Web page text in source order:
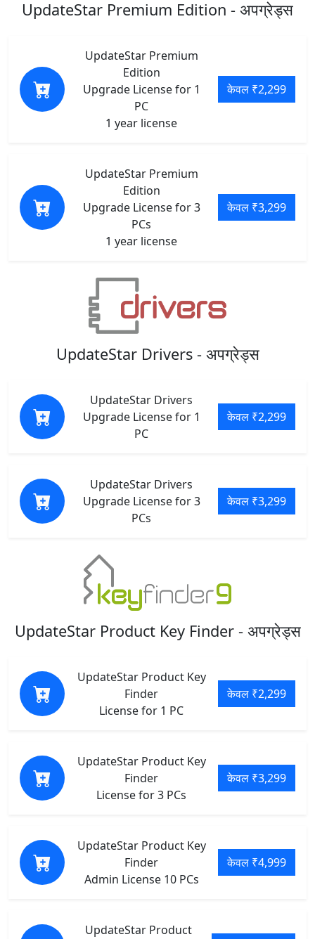
UpdateStar Premium Edition - अपग्रेड्स
UpdateStar Premium
Edition
Upgrade License for 1
PC
1 year license
केवल ₹2,299
UpdateStar Premium
Edition
Upgrade License for 3
PCs
1 year license
केवल ₹3,299
UpdateStar Drivers - अपग्रेड्स
UpdateStar Drivers
Upgrade License for 1
PC
केवल ₹2,299
UpdateStar Drivers
Upgrade License for 3
PCs
केवल ₹3,299
UpdateStar Product Key Finder - अपग्रेड्स
UpdateStar Product Key
Finder
License for 1 PC
केवल ₹2,299
UpdateStar Product Key
Finder
License for 3 PCs
केवल ₹3,299
UpdateStar Product Key
Finder
Admin License 10 PCs
केवल ₹4,999
UpdateStar Product